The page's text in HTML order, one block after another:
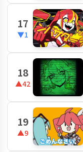
17
▼1
18
▲42
19
▲9